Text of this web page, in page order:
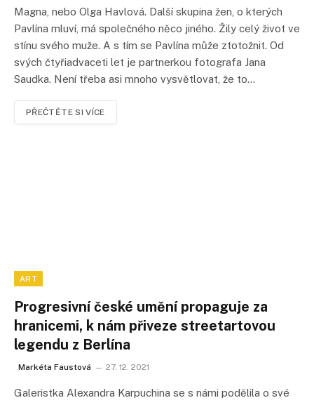
Magna, nebo Olga Havlová. Další skupina žen, o kterých
Pavlína mluví, má společného něco jiného. Žily celý život ve
stínu svého muže. A s tím se Pavlína může ztotožnit. Od
svých čtyřiadvaceti let je partnerkou fotografa Jana
Saudka. Není třeba asi mnoho vysvětlovat, že to…
PŘEČTĚTE SI VÍCE
ART
Progresivní české umění propaguje za
hranicemi, k nám přiveze streetartovou
legendu z Berlína
Markéta Faustová 27. 12. 2021
Galeristka Alexandra Karpuchina se s námi podělila o své